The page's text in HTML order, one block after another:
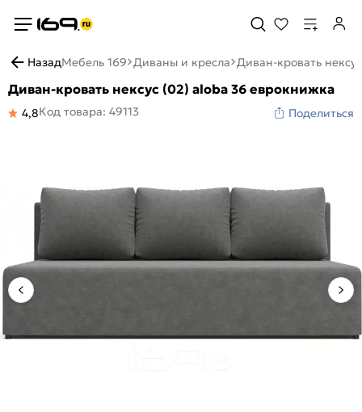
НазадМебель 169 Диваны и кресла Диван-кровать
Диван-кровать нексус (02) aloba 36 еврокнижка
4,8Код товара: 49113 Поделиться